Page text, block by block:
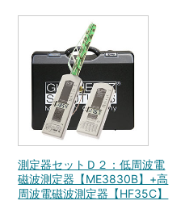
測定器セットＤ２：低周波電
磁波測定器【ME3830B】+高
周波電磁波測定器【HF35C】